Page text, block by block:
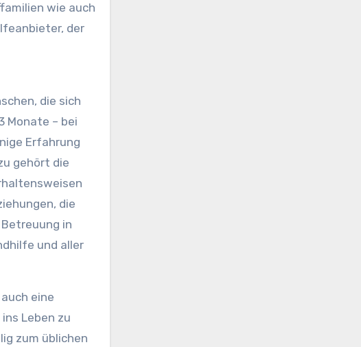
wie auch
der
die sich
Monate – bei
Erfahrung
gehört die
die
in
und aller
eine
Leben zu
zum üblichen